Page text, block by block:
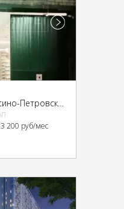
Московская обл, г Лосино-Петровский, деревня Осеево,
200 руб/мес